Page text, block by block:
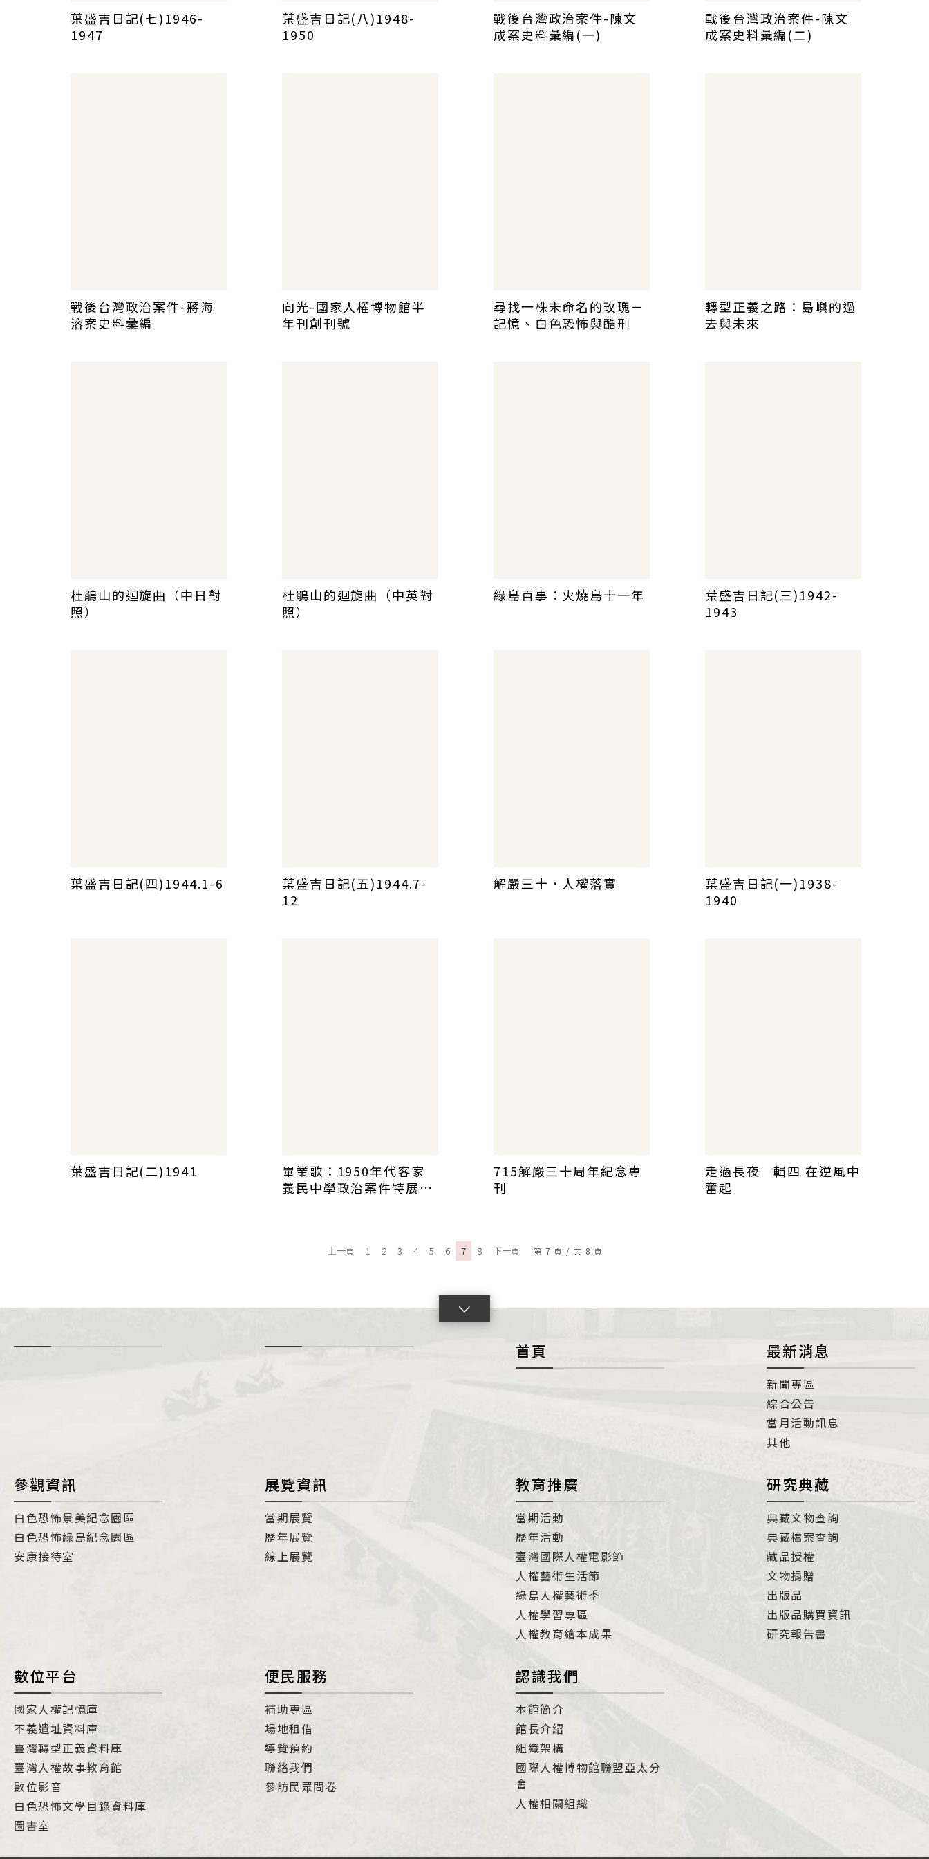
葉盛吉日記(七)1946-
1947
葉盛吉日記(八)1948-
1950
戰後台灣政治案件-陳文
成案史料彙編(一)
戰後台灣政治案件-陳文
成案史料彙編(二)
戰後台灣政治案件-蔣海
溶案史料彙編
向光-國家人權博物館半
年刊創刊號
尋找一株未命名的玫瑰－
記憶、白色恐怖與酷刑
轉型正義之路：島嶼的過
去與未來
杜鵑山的迴旋曲（中日對
照）
杜鵑山的迴旋曲（中英對
照）
綠島百事：火燒島十一年
葉盛吉日記(三)1942-
1943
葉盛吉日記(四)1944.1-6
葉盛吉日記(五)1944.7-
12
解嚴三十‧人權落實
葉盛吉日記(一)1938-
1940
葉盛吉日記(二)1941
畢業歌：1950年代客家
義民中學政治案件特展專
715解嚴三十周年紀念專
刊
走過長夜─輯四 在逆風中
奮起
上一頁 1 2 3 4 5 6 7 8 下一頁 第 7 頁 / 共 8 頁
點
首頁 最新消息
新聞專區
綜合公告
當月活動訊息
其他
參觀資訊
白色恐怖景美紀念園區
白色恐怖綠島紀念園區
安康接待室
展覽資訊
當期展覽
歷年展覽
線上展覽
教育推廣
當期活動
歷年活動
臺灣國際人權電影節
人權藝術生活節
綠島人權藝術季
人權學習專區
人權教育繪本成果
研究典藏
典藏文物查詢
典藏檔案查詢
藏品授權
文物捐贈
出版品
出版品購買資訊
研究報告書
數位平台
國家人權記憶庫
不義遺址資料庫
臺灣轉型正義資料庫
臺灣人權故事教育館
數位影音
白色恐怖文學目錄資料庫
圖書室
便民服務
補助專區
場地租借
導覽預約
聯絡我們
參訪民眾問卷
認識我們
本館簡介
館長介紹
組織架構
國際人權博物館聯盟亞太分
會
人權相關組織